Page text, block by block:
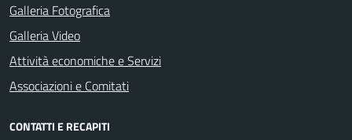
Galleria Fotografica
Galleria Video
Attività economiche e Servizi
Associazioni e Comitati
CONTATTI E RECAPITI